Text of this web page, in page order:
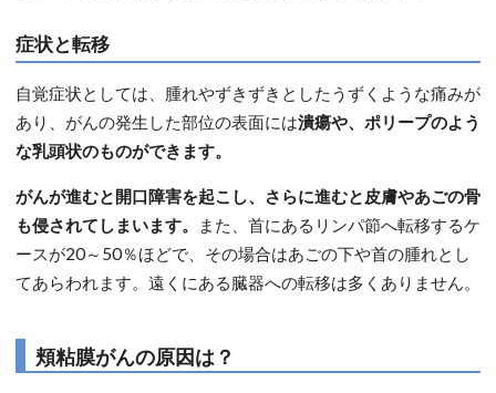
症状と転移
自覚症状としては、腫れやずきずきとしたうずくような痛みが
あり、がんの発生した部位の表面には潰瘍や、ポリープのよう
な乳頭状のものができます。
がんが進むと開口障害を起こし、さらに進むと皮膚やあごの骨
も侵されてしまいます。
また、首にあるリンパ節へ転移するケ
ースが20～50％ほどで、その場合はあごの下や首の腫れとし
てあらわれます。遠くにある臓器への転移は多くありません。
頬粘膜がんの原因は？